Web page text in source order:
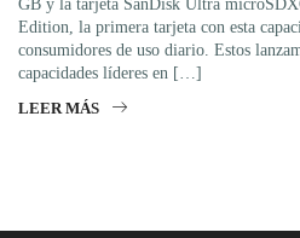
GB y la tarjeta SanDisk Ultra
Edition, la primera tarjeta con esta
consumidores de uso diario. Estos
capacidades líderes en […]
LEER MÁS